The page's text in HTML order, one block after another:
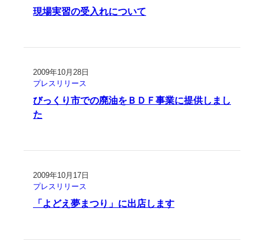
現場実習の受入れについて
2009年10月28日
プレスリリース
びっくり市での廃油をＢＤＦ事業に提供しまし
た
2009年10月17日
プレスリリース
「よどえ夢まつり」に出店します